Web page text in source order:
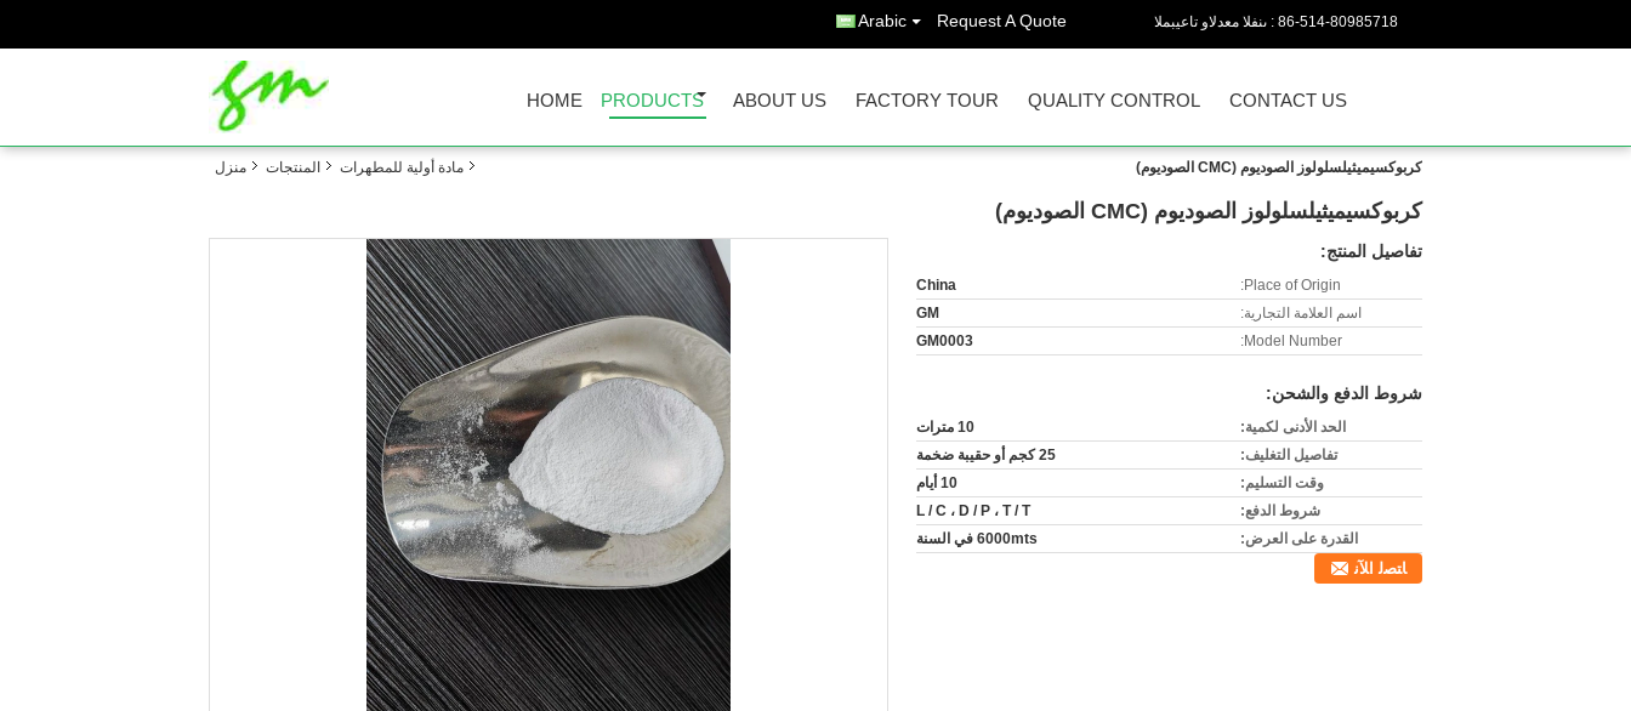
المبيعات والدعم الفنى : 86-514-80985718
Request A Quote
Arabic
HOME PRODUCTS ABOUT US FACTORY TOUR QUALITY CONTROL CONTACT US
منزل المنتجات مادة أولية للمطهرات كربوكسيميثيلسلولوز الصوديوم (CMC الصوديوم)
كربوكسيميثيلسلولوز الصوديوم (CMC الصوديوم)
تفاصيل المنتج:
Place of Origin:
China
اسم العلامة التجارية:
GM
Model Number:
GM0003
شروط الدفع والشحن:
الحد الأدنى لكمية:
10 مترات
تفاصيل التغليف:
25 كجم أو حقيبة ضخمة
وقت التسليم:
10 أيام
شروط الدفع:
L / C ، D / P ، T / T
القدرة على العرض:
6000mts في السنة
ﺎﺘﺼﻟ ﺍﻶﻧ